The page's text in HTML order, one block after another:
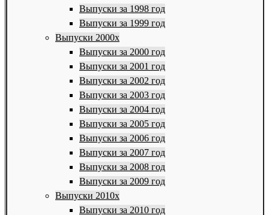
Выпуски за 1998 год
Выпуски за 1999 год
Выпуски 2000х
Выпуски за 2000 год
Выпуски за 2001 год
Выпуски за 2002 год
Выпуски за 2003 год
Выпуски за 2004 год
Выпуски за 2005 год
Выпуски за 2006 год
Выпуски за 2007 год
Выпуски за 2008 год
Выпуски за 2009 год
Выпуски 2010х
Выпуски за 2010 год